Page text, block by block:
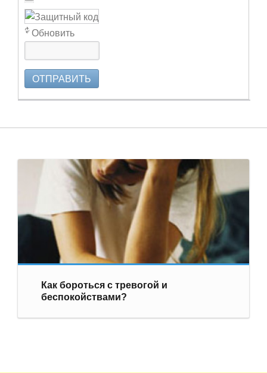
Обновить
ОТПРАВИТЬ
Как бороться с тревогой и
беспокойствами?